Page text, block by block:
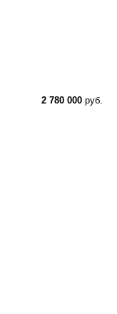
2 780 000 руб.